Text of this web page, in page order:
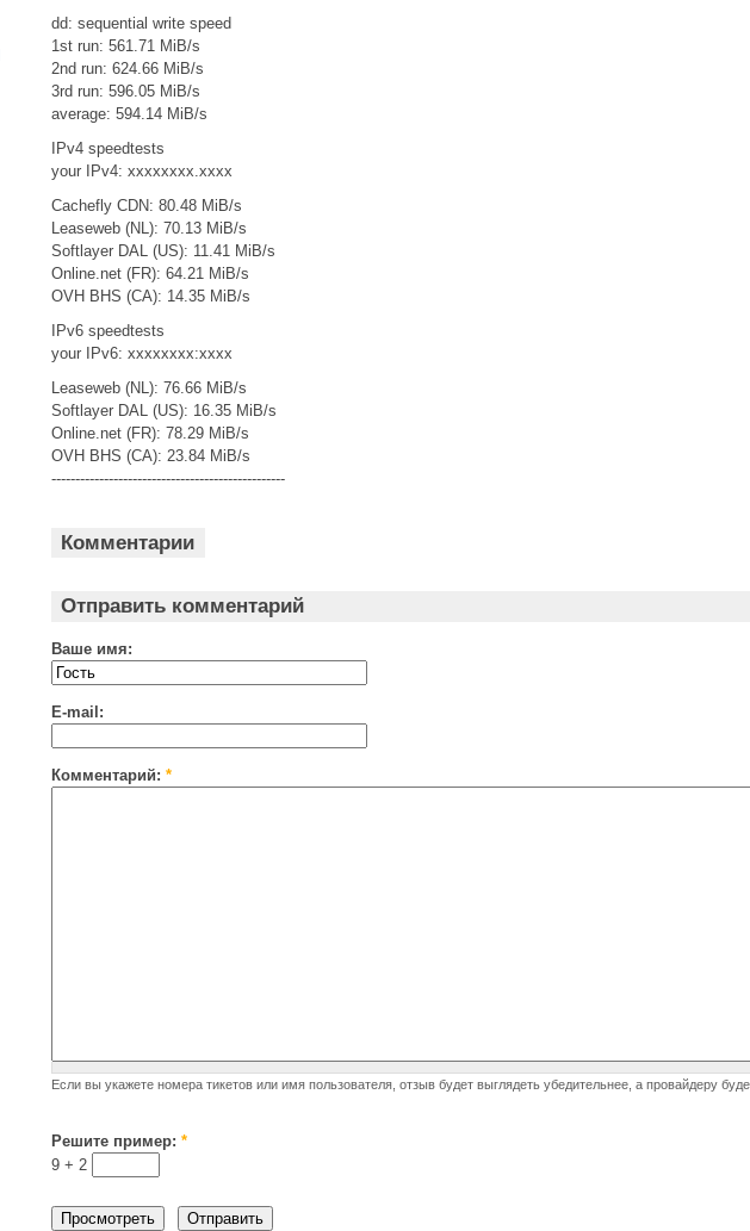
dd: sequential write speed
1st run: 561.71 MiB/s
2nd run: 624.66 MiB/s
3rd run: 596.05 MiB/s
average: 594.14 MiB/s
IPv4 speedtests
your IPv4: xxxxxxxx.xxxx
Cachefly CDN: 80.48 MiB/s
Leaseweb (NL): 70.13 MiB/s
Softlayer DAL (US): 11.41 MiB/s
Online.net (FR): 64.21 MiB/s
OVH BHS (CA): 14.35 MiB/s
IPv6 speedtests
your IPv6: xxxxxxxx:xxxx
Leaseweb (NL): 76.66 MiB/s
Softlayer DAL (US): 16.35 MiB/s
Online.net (FR): 78.29 MiB/s
OVH BHS (CA): 23.84 MiB/s
-------------------------------------------------
Комментарии
Отправить комментарий
Ваше имя:
E-mail:
Комментарий: *
Если вы укажете номера тикетов или имя пользователя, отзыв будет выглядеть убедительнее, а провайдеру
Решите пример: *
9 + 2